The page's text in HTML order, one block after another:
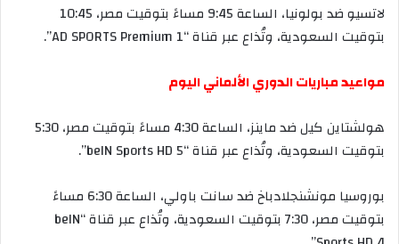
لاتسيوضدبولونيا، الساعة مساءًبتوقيتمصر،
بتوقيت السعودية، وتُذاععبر قناة“AD SPORTS Premium 1”.
مواعيدمبارياتالدوريالألمانياليوم
هولشتاين كيلضدماينز، الساعة مساءًبتوقيتمصر،
بتوقيت السعودية، وتُذاععبر قناة“beIN Sports HD 5”.
بوروسيا مونشنجلادباخضدسانتباولي، الساعة
مساءً
بتوقيتمصر، بتوقيت السعودية، وتُذاععبر قناة “beIN